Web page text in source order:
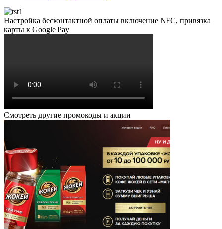
Настройка бесконтактной оплаты включение NFC, привязка
карты к Google Pay
Смотреть другие промокоды и акции